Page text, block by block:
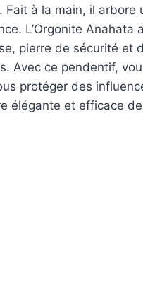
à la main, il
L’Orgonite
pierre de sécurité et
Avec ce pendentif,
protéger des
élégante et efficace